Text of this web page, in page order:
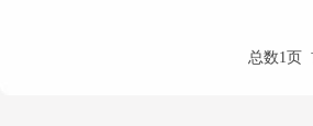
总数1页